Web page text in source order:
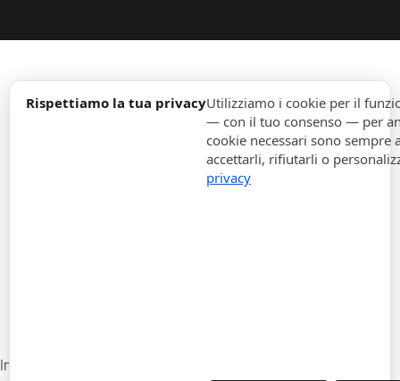
Rispettiamo la tua privacyUtilizziamo i cookie per il
— con il tuo consenso — per
cookie necessari sono
accettarli, rifiutarli o
privacy
expand_more
expand_more
Impostazioni cookie